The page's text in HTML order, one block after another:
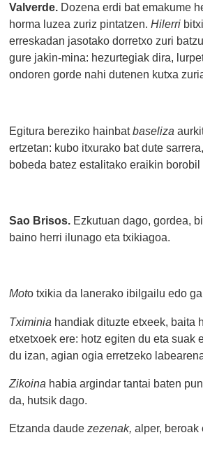
Valverde. Dozena erdi bat emakume
horma luzea zuriz pintatzen.Hilerri
erreskadan jasotako dorretxo zuri
gure jakin-mina: hezurtegiak dira,
ondoren gorde nahi dutenen kutxa
Egitura bereziko hainbatbaseliza
ertzetan: kubo itxurako bat dute
bobeda batez estalitako eraikin borobil
Sao Brisos. Ezkutuan dago, gordea,
baino herri ilunago eta txikiagoa.
Moto txikia da lanerako ibilgailu edo
Tximinia handiak dituzte etxeek, baita
etxetxoek ere: hotz egiten du eta suak
du izan, agian ogia erretzeko
Zikoina habia argindar tantai baten
da, hutsik dago.
Etzanda daudezezenak,alper, beroak